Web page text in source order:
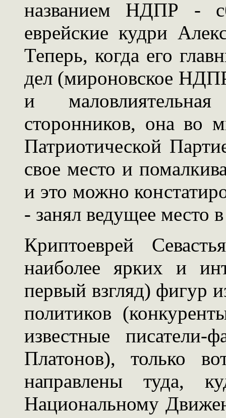
названием НДПР -
еврейские кудри
Теперь, когда его
дел (мироновское
и
сторонников, она во
Патриотической
свое место и
и это можно
- занял ведущее место
Криптоеврей
наиболее ярких и
первый взгляд) фигур
политиков
известные
Платонов), только
направлены туда,
Национальному